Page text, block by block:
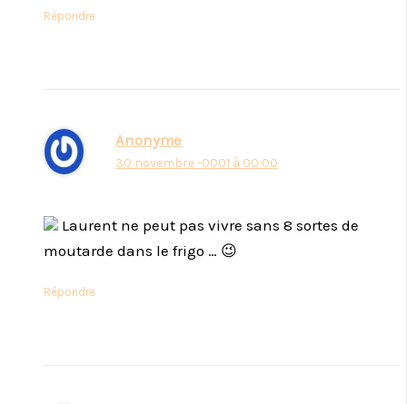
Répondre
Anonyme
30 novembre -0001 à 00:00
Laurent ne peut pas vivre sans 8 sortes de
moutarde dans le frigo … 😉
Répondre